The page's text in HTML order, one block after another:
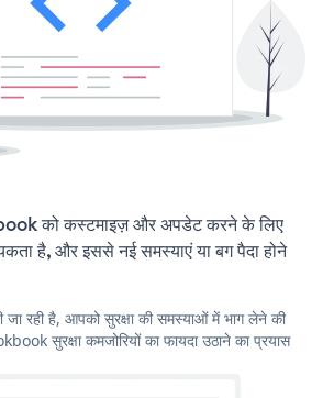
को कस्टमाइज़ और अपडेट करने के लिए
है, और इससे नई समस्याएं या बग पैदा होने
रही है, आपको सुरक्षा की समस्याओं में भाग लेने की
सुरक्षा कमजोरियों का फायदा उठाने का प्रयास